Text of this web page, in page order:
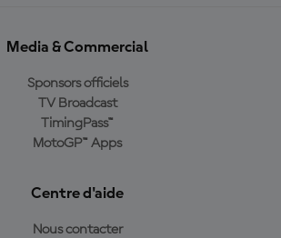
Media & Commercial
Sponsors officiels
TV Broadcast
TimingPass™
MotoGP™ Apps
Centre d'aide
Nous contacter